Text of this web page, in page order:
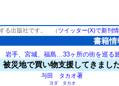
る出版社です。
（ ツイッター(X)で新刊
書籍情
岩手、宮城、福島…33ヶ所の街を巡る
被災地で買い物支援してきまし
与田 タカオ著
ヨダ タカオ